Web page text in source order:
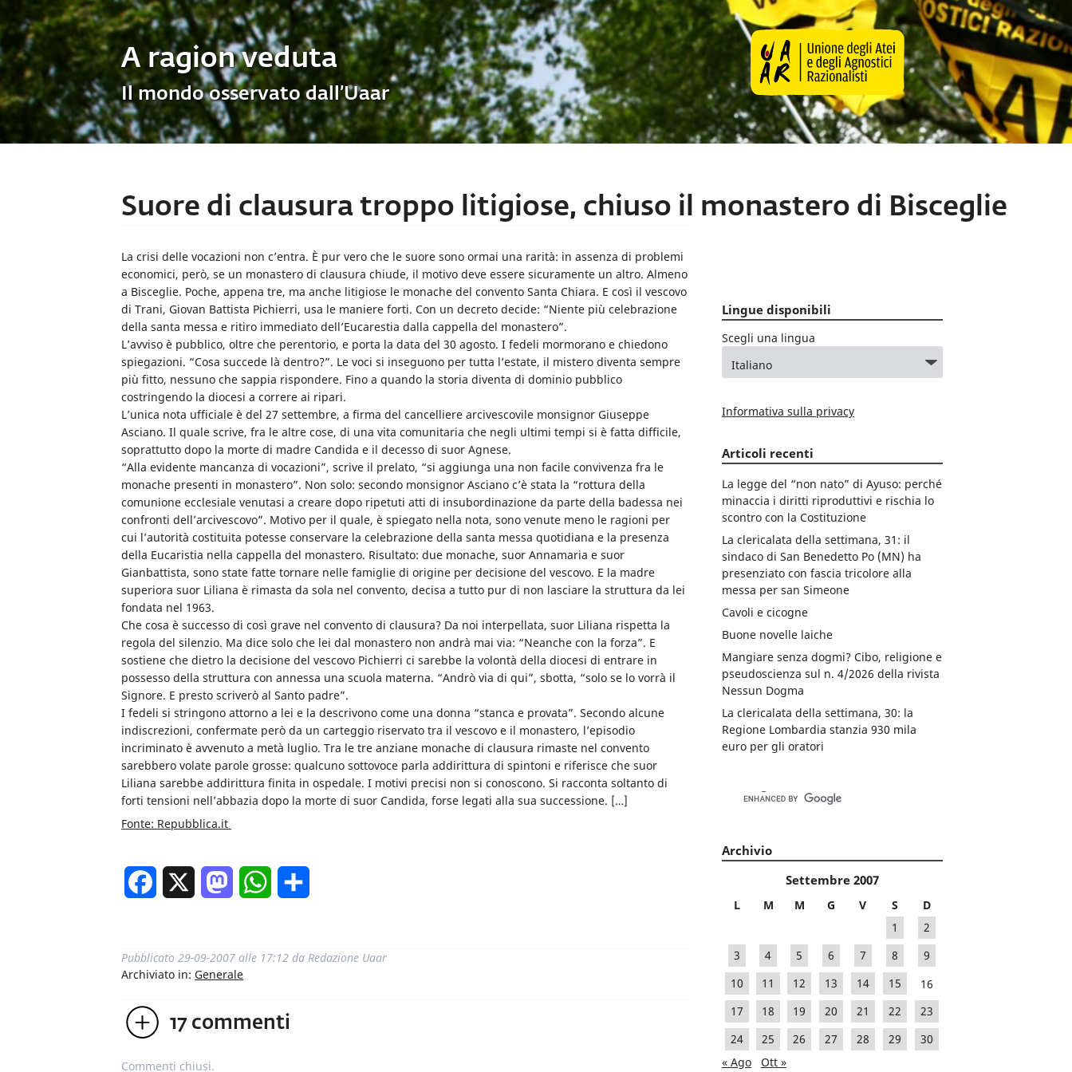
A ragion veduta
Il mondo osservato dall’Uaar
Suore di clausura troppo litigiose, chiuso il monastero di Bisceglie
La crisi delle vocazioni non c’entra. È pur vero che le suore sono ormai una rarità: in assenza di problemi
economici, però, se un monastero di clausura chiude, il motivo deve essere sicuramente un altro. Almeno
a Bisceglie. Poche, appena tre, ma anche litigiose le monache del convento Santa Chiara. E così il vescovo
di Trani, Giovan Battista Pichierri, usa le maniere forti. Con un decreto decide: “Niente più celebrazione
della santa messa e ritiro immediato dell’Eucarestia dalla cappella del monastero”.
L’avviso è pubblico, oltre che perentorio, e porta la data del 30 agosto. I fedeli mormorano e chiedono
spiegazioni. “Cosa succede là dentro?”. Le voci si inseguono per tutta l’estate, il mistero diventa sempre
più fitto, nessuno che sappia rispondere. Fino a quando la storia diventa di dominio pubblico
costringendo la diocesi a correre ai ripari.
L’unica nota ufficiale è del 27 settembre, a firma del cancelliere arcivescovile monsignor Giuseppe
Asciano. Il quale scrive, fra le altre cose, di una vita comunitaria che negli ultimi tempi si è fatta difficile,
soprattutto dopo la morte di madre Candida e il decesso di suor Agnese.
“Alla evidente mancanza di vocazioni”, scrive il prelato, “si aggiunga una non facile convivenza fra le
monache presenti in monastero”. Non solo: secondo monsignor Asciano c’è stata la “rottura della
comunione ecclesiale venutasi a creare dopo ripetuti atti di insubordinazione da parte della badessa nei
confronti dell’arcivescovo”. Motivo per il quale, è spiegato nella nota, sono venute meno le ragioni per
cui l’autorità costituita potesse conservare la celebrazione della santa messa quotidiana e la presenza
della Eucaristia nella cappella del monastero. Risultato: due monache, suor Annamaria e suor
Gianbattista, sono state fatte tornare nelle famiglie di origine per decisione del vescovo. E la madre
superiora suor Liliana è rimasta da sola nel convento, decisa a tutto pur di non lasciare la struttura da lei
fondata nel 1963.
Che cosa è successo di così grave nel convento di clausura? Da noi interpellata, suor Liliana rispetta la
regola del silenzio. Ma dice solo che lei dal monastero non andrà mai via: “Neanche con la forza”. E
sostiene che dietro la decisione del vescovo Pichierri ci sarebbe la volontà della diocesi di entrare in
possesso della struttura con annessa una scuola materna. “Andrò via di qui”, sbotta, “solo se lo vorrà il
Signore. E presto scriverò al Santo padre”.
I fedeli si stringono attorno a lei e la descrivono come una donna “stanca e provata”. Secondo alcune
indiscrezioni, confermate però da un carteggio riservato tra il vescovo e il monastero, l’episodio
incriminato è avvenuto a metà luglio. Tra le tre anziane monache di clausura rimaste nel convento
sarebbero volate parole grosse: qualcuno sottovoce parla addirittura di spintoni e riferisce che suor
Liliana sarebbe addirittura finita in ospedale. I motivi precisi non si conoscono. Si racconta soltanto di
forti tensioni nell’abbazia dopo la morte di suor Candida, forse legati alla sua successione. […]
Fonte: Repubblica.it
Facebook MastodonWhatsApp
Pubblicato 29-09-2007 alle 17:12 da Redazione Uaar
Archiviato in: Generale
17 commenti
Commenti chiusi.
Lingue disponibili
Scegli una lingua
Informativa sulla privacy
Articoli recenti
La legge del “non nato” di Ayuso: perché
minaccia i diritti riproduttivi e rischia lo
scontro con la Costituzione
La clericalata della settimana, 31: il
sindaco di San Benedetto Po (MN) ha
presenziato con fascia tricolore alla
messa per san Simeone
Cavoli e cicogne
Buone novelle laiche
Mangiare senza dogmi? Cibo, religione e
pseudoscienza sul n. 4/2026 della rivista
Nessun Dogma
La clericalata della settimana, 30: la
Regione Lombardia stanzia 930 mila
euro per gli oratori
Archivio
Settembre 2007
L M M G V S
D
1
2
3
4 5 6 7 8
9
10
11 12 13 14 15
16
17
18 19 20 21 22
23
24
25 26 27 28 29
30
« Ago
Ott »